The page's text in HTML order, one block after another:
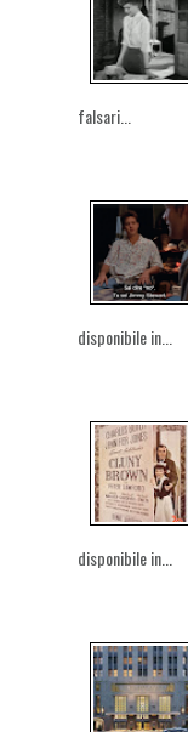
falsari...
disponibile in...
disponibile in...